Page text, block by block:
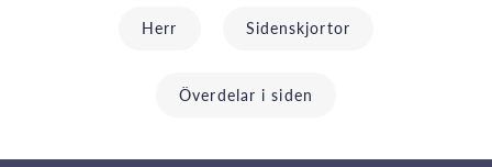
Herr Sidenskjortor
Överdelar i siden